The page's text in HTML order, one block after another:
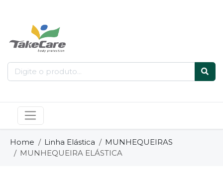
Home Linha Elástica
MUNHEQUEIRAS
MUNHEQUEIRA ELÁSTICA